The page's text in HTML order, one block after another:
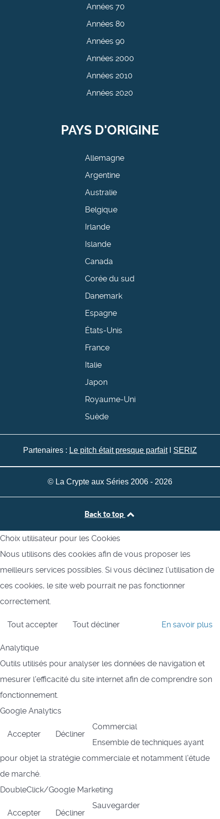
Années 70
Années 80
Années 90
Années 2000
Années 2010
Années 2020
PAYS D'ORIGINE
Allemagne
Argentine
Australie
Belgique
Irlande
Islande
Canada
Corée du sud
Danemark
Espagne
États-Unis
France
Italie
Japon
Royaume-Uni
Suède
Partenaires : Le pitch était presque parfaitl SERIZ
© La Crypte aux Séries 2006 - 2026
Back to top
Choix utilisateur pour les Cookies
Nous utilisons des cookies afin de vous proposer les
meilleurs services possibles. Si vous déclinez l'utilisation de
ces cookies, le site web pourrait ne pas fonctionner
correctement.
Tout accepter Tout décliner En savoir plus
Analytique
Outils utilisés pour analyser les données de navigation et
mesurer l'efficacité du site internet afin de comprendre son
fonctionnement.
Google Analytics
Accepter Décliner
Commercial
Ensemble de techniques ayant
pour objet la stratégie commerciale et notamment l'étude
de marché.
DoubleClick/Google Marketing
Accepter Décliner
Sauvegarder